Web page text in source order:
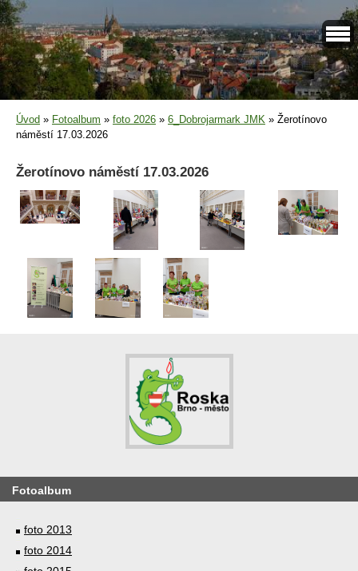
Úvod » Fotoalbum » foto 2026 » 6_Dobrojarmark JMK » Žerotínovo
náměstí 17.03.2026
Žerotínovo náměstí 17.03.2026
Fotoalbum
foto 2013
foto 2014